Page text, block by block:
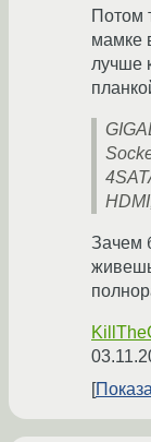
Потом
мамке
лучше
Зачем